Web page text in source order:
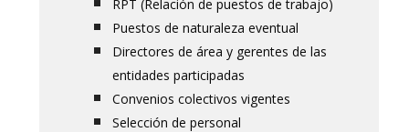
RPT (Relación de puestos de trabajo)
Puestos de naturaleza eventual
Directores de área y gerentes de las
entidades participadas
Convenios colectivos vigentes
Selección de personal